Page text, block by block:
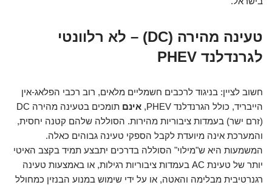
טעינה מהירה (DC) – לא רלוונטי
לגרנדלנד PHEV
חשוב לציין: בניגוד לרכבים חשמליים מלאים, רוב רכבי הפלאג-אין
הייבריד, כולל הגרנדלנד PHEV,
אינם
תומכים בטעינה מהירה DC
(זרם ישר) בעמדות ציבוריות מהירות. הסוללה שלהם קטנה יחסית,
והמערכת אינה מיועדת לקבל הספקי טעינה גבוהים כאלה.
המשמעות היא ש"מילוי" הסוללה בדרכים יתבצע תמיד בקצב האיטי
יותר של טעינת AC בעמדות ציבוריות רגילות, או באמצעות טעינה
רגנרטיבית מבלימה והאטה, או על ידי שימוש במנוע הבנזין כמחולל